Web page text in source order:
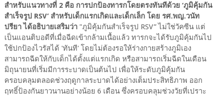
สำหรับแนวทางที่ 2 คือ การปกป้องทารกโดยตรงทันทีด้วย ‘ภูมิคุ้มกัน
สำเร็จรูป RSV’ สำหรับเด็กแรกเกิดและเด็กเล็ก โดย รศ.พญ.วนัท
ปรียา ได้อธิบายเสริมว่า"ภูมิคุ้มกันสำเร็จรูป RSV” ไม่ใช่วัคซีน แต่
เป็นแอนติบอดีที่เมื่อฉีดเข้ากล้ามเนื้อแล้ว ทารกจะได้รับภูมิคุ้มกันไป
ใช้ปกป้องไวรัสได้ 'ทันที' โดยไม่ต้องรอให้ร่างกายสร้างภูมิเอง
สามารถฉีดให้กับเด็กได้ตั้งแต่แรกเกิด หรือสามารถเริ่มฉีดในเดือน
มิถุนายนที่เริ่มมีการระบาดเป็นต้นไป เพื่อให้ระดับภูมิคุ้มกัน
ครอบคลุมตลอดช่วงฤดูกาลระบาดได้อย่างเต็มประสิทธิภาพ ออก
ฤทธิ์ป้องกันยาวนานอย่างน้อย 6 เดือน ซึ่งครอบคลุมช่วงวัยที่เปราะ